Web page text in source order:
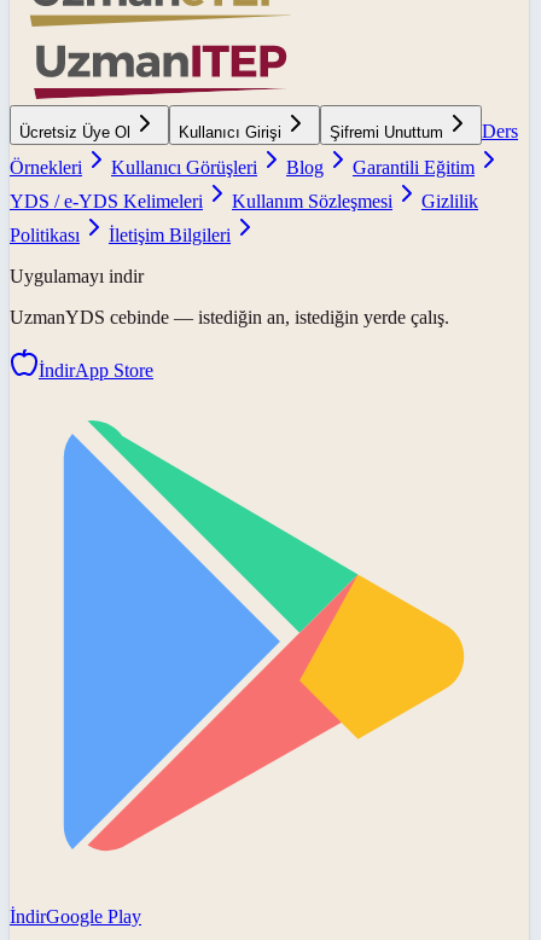
Ücretsiz Üye Ol Kullanıcı Girişi Şifremi Unuttum
Ders
Örnekleri
Kullanıcı Görüşleri Blog
Garantili Eğitim
YDS / e-YDS Kelimeleri
Kullanım Sözleşmesi
Gizlilik
Politikası
İletişim Bilgileri
Uygulamayı indir
UzmanYDS cebinde — istediğin an, istediğin yerde çalış.
İndirApp Store
İndirGoogle Play